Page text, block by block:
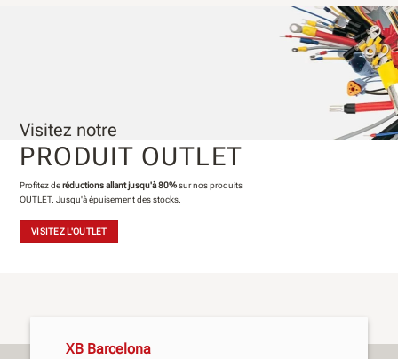
Visitez notre
PRODUIT OUTLET
Profitez deréductions allant jusqu'à 80%sur nos produits
OUTLET. Jusqu'à épuisement des stocks.
VISITEZ L'OUTLET
XB Barcelona